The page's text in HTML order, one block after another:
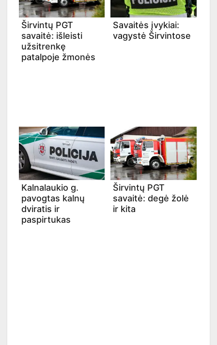
Širvintų PGT
savaitė: išleisti
užsitrenkę
patalpoje žmonės
Savaitės įvykiai:
vagystė Širvintose
Kalnalaukio g.
pavogtas kalnų
dviratis ir
paspirtukas
Širvintų PGT
savaitė: degė žolė
ir kita